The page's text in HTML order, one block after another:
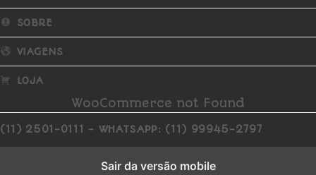
SOBRE
VIAGENS
LOJA
WooCommerce not Found
(11) 2501-0111 - WHATSAPP: (11) 99945-2797
Sair da versão mobile